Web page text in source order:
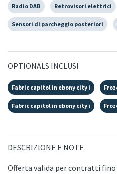
Radio DAB Retrovisori elettrici
Sensori di parcheggio posteriori
OPTIONALS INCLUSI
Fabric capitol in ebony city i
Fabric capitol in ebony city i
DESCRIZIONE E NOTE
Offerta valida per contratti fino